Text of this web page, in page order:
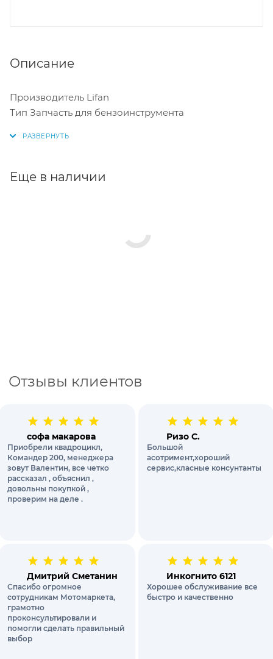
Описание
Производитель Lifan
Тип Запчасть для бензоинструмента
Еще в наличии
Отзывы клиентов
софа макарова
Приобрели квадроцикл,
Командер 200, менеджера
зовут Валентин, все четко
рассказал , объяснил ,
довольны покупкой ,
проверим на деле .
Ризо С.
Большой
асотримент,хороший
сервис,класные консунтанты
Дмитрий Сметанин
Спасибо огромное
сотрудникам Мотомаркета,
грамотно
проконсультировали и
помогли сделать правильный
выбор
Инкогнито 6121
Хорошее обслуживание все
быстро и качественно